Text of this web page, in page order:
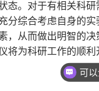
态。对于有相关科研
分综合考虑自身的实
，从而做出明智的
将为科研工作的顺